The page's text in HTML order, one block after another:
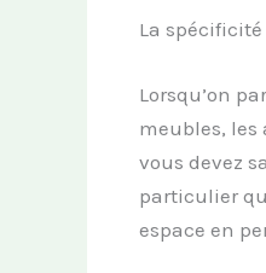
La
Lorsqu’on
meubles, les
vous devez
particulier
espace en